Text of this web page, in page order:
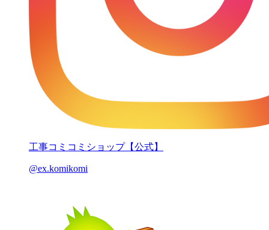
工事コミコミショップ【公式】
@ex.komikomi